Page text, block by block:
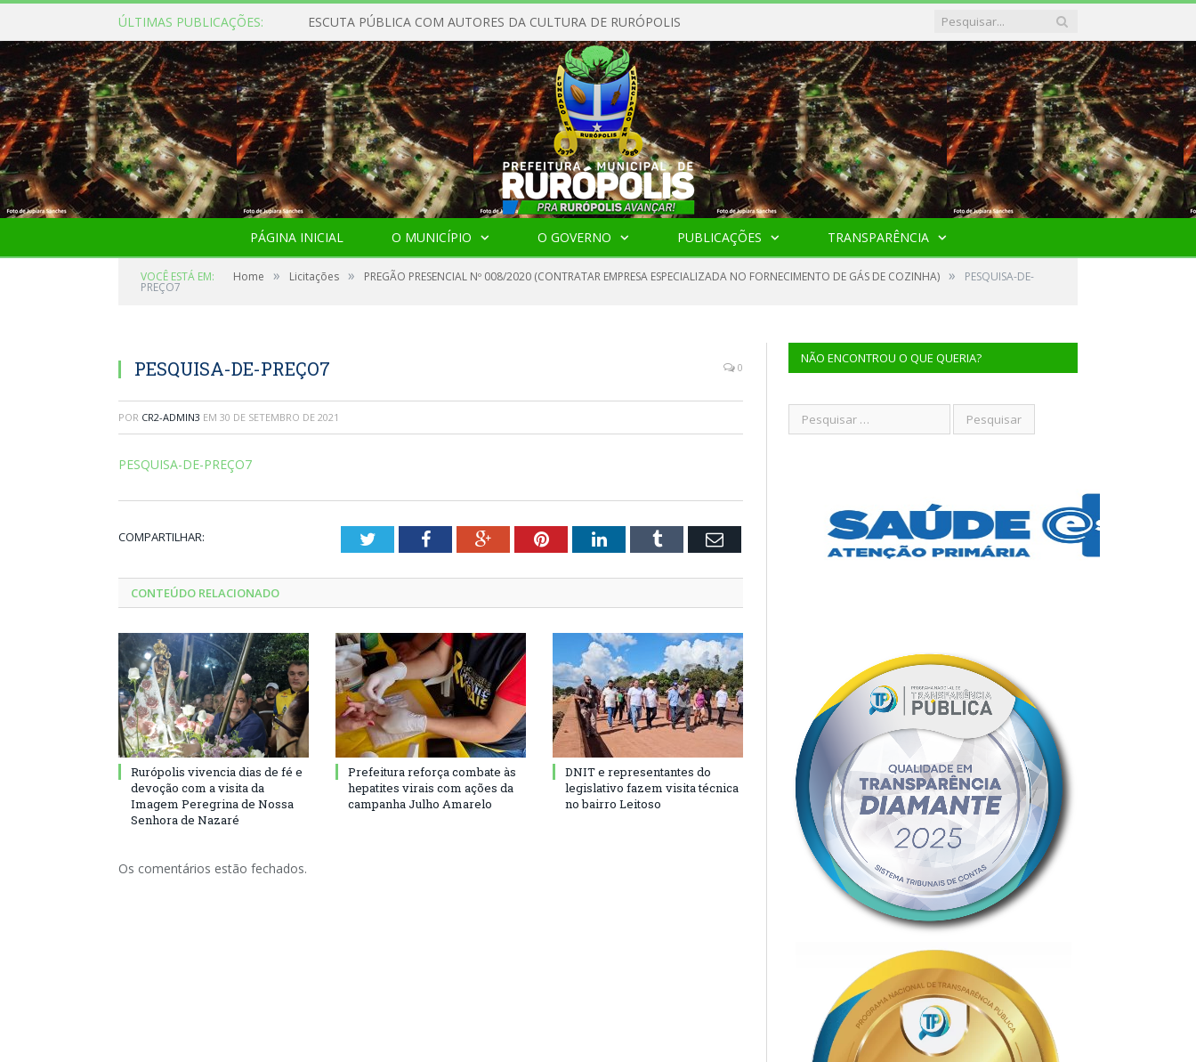
ÚLTIMAS PUBLICAÇÕES: ESCUTA PÚBLICA COM AUTORES DA CULTURA DE RURÓPOLIS
PÁGINA INICIAL O MUNICÍPIO O GOVERNO PUBLICAÇÕES TRANSPARÊNCIA
VOCÊ ESTÁ EM: Home » Licitações » PREGÃO PRESENCIAL Nº 008/2020 (CONTRATAR EMPRESA ESPECIALIZADA NO FORNECIMENTO DE GÁS DE COZINHA) » PESQUISA-DE-
PREÇO7
PESQUISA-DE-PREÇO7 0
POR CR2-ADMIN3 EM 30 DE SETEMBRO DE 2021
PESQUISA-DE-PREÇO7
COMPARTILHAR: TwitterFacebookGoogle+PinterestLinkedInTumblr Email
CONTEÚDO RELACIONADO
Rurópolis vivencia dias de fé e
devoção com a visita da
Imagem Peregrina de Nossa
Senhora de Nazaré
Prefeitura reforça combate às
hepatites virais com ações da
campanha Julho Amarelo
DNIT e representantes do
legislativo fazem visita técnica
no bairro Leitoso
Os comentários estão fechados.
NÃO ENCONTROU O QUE QUERIA?